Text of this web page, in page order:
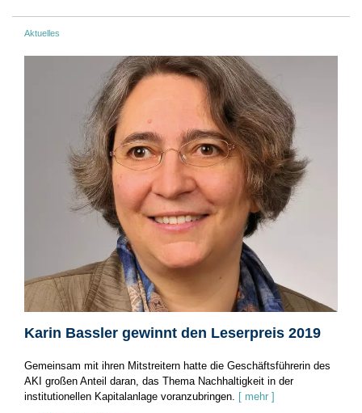
Aktuelles
Karin Bassler gewinnt den Leserpreis 2019
Gemeinsam mit ihren Mitstreitern hatte die Geschäftsführerin des
AKI großen Anteil daran, das Thema Nachhaltigkeit in der
institutionellen Kapitalanlage voranzubringen. [ mehr ]